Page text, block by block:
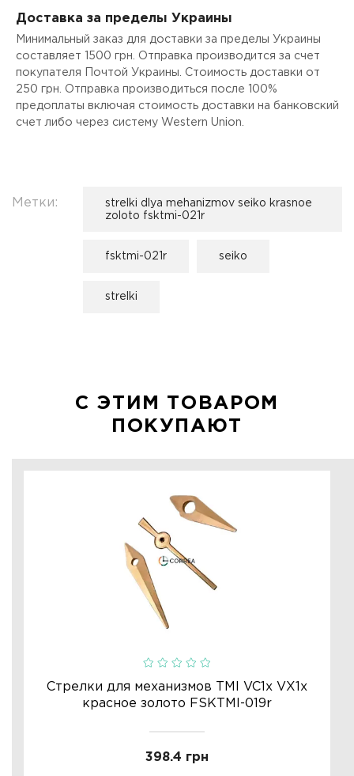
Доставка за пределы Украины
Минимальный заказ для доставки за пределы Украины
составляет 1500 грн. Отправка производится за счет
покупателя Почтой Украины. Стоимость доставки от
250 грн. Отправка производиться после 100%
предоплаты включая стоимость доставки на банковский
счет либо через систему Western Union.
Метки:
strelki dlya mehanizmov seiko krasnoe
zoloto fsktmi-021r
fsktmi-021r seiko
strelki
С ЭТИМ ТОВАРОМ
ПОКУПАЮТ
Стрелки для механизмов TMI VC1x VX1x
красное золото FSKTMI-019r
398.4 грн